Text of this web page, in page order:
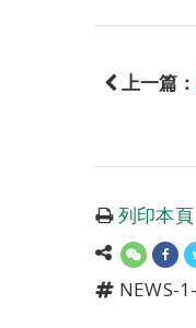
上一篇：
列印本頁
NEWS-